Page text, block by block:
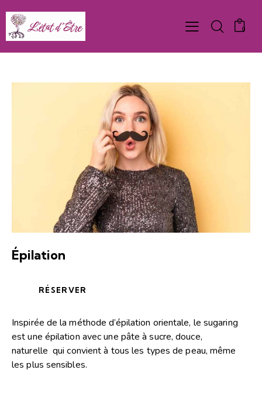
0
Épilation
RÉSERVER
Inspirée de la méthode d’épilation orientale, le sugaring
est une épilation avec une pâte à sucre, douce,
naturelle qui convient à tous les types de peau, même
les plus sensibles.